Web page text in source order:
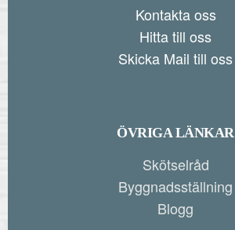
Kontakta oss
Hitta till oss
Skicka Mail till oss
ÖVRIGA LÄNKAR
Skötselråd
Byggnadsställning
Blogg